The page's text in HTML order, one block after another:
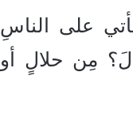
على الناسِ
مِن حلالٍ أو